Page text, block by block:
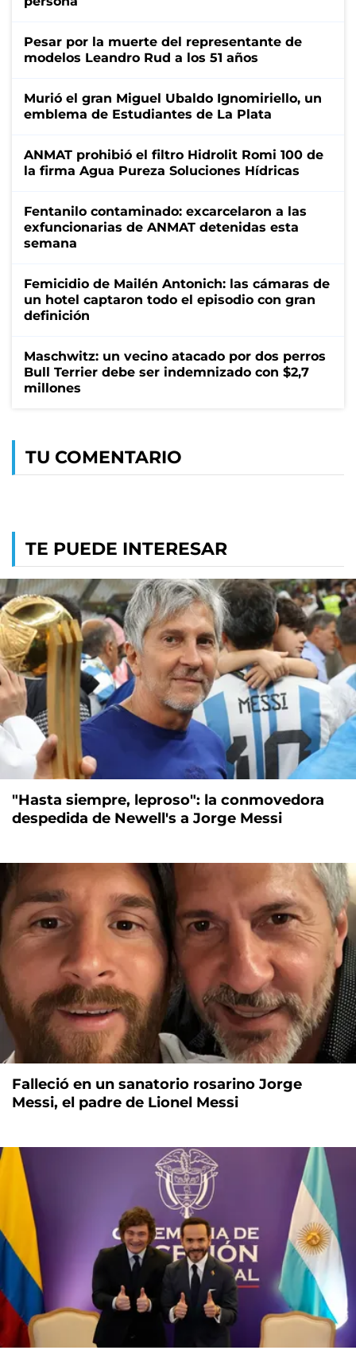
Pesar por la muerte del representante de
modelos Leandro Rud a los 51 años
Murió el gran Miguel Ubaldo Ignomiriello, un
emblema de Estudiantes de La Plata
ANMAT prohibió el filtro Hidrolit Romi 100 de
la firma Agua Pureza Soluciones Hídricas
Fentanilo contaminado: excarcelaron a las
exfuncionarias de ANMAT detenidas esta
semana
Femicidio de Mailén Antonich: las cámaras de
un hotel captaron todo el episodio con gran
definición
Maschwitz: un vecino atacado por dos perros
Bull Terrier debe ser indemnizado con $2,7
millones
TU COMENTARIO
TE PUEDE INTERESAR
"Hasta siempre, leproso": la conmovedora
despedida de Newell's a Jorge Messi
Falleció en un sanatorio rosarino Jorge
Messi, el padre de Lionel Messi